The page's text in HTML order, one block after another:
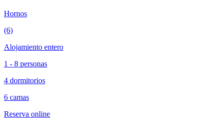
Hornos
(6)
Alojamiento entero
1 - 8 personas
4 dormitorios
6 camas
Reserva online